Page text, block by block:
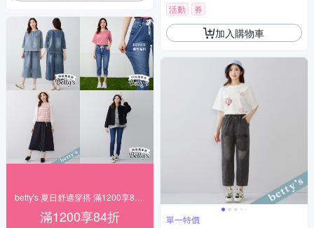
滿1200享84折
活動 券
加入購物車
單一特價